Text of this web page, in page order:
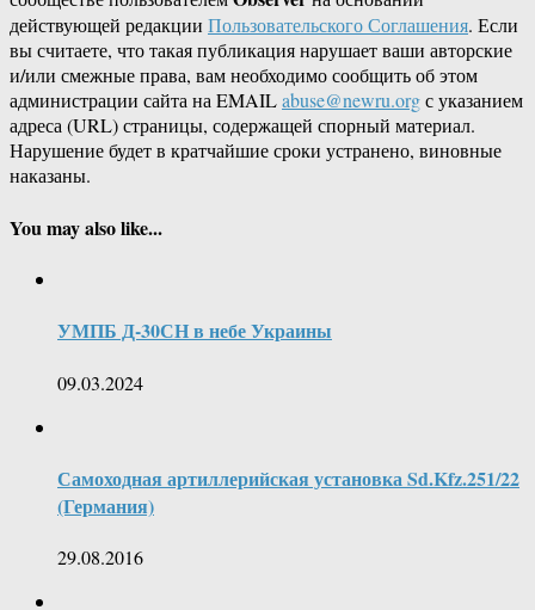
действующей редакции Пользовательского Соглашения. Если
вы считаете, что такая публикация нарушает ваши авторские
и/или смежные права, вам необходимо сообщить об этом
администрации сайта на EMAILabuse@newru.orgс указанием
адреса (URL) страницы, содержащей спорный материал.
Нарушение будет в кратчайшие сроки устранено, виновные
наказаны.
You may also like...
УМПБ Д-30СН в небе Украины
09.03.2024
Самоходная артиллерийская установка Sd.Kfz.251/22
(Германия)
29.08.2016